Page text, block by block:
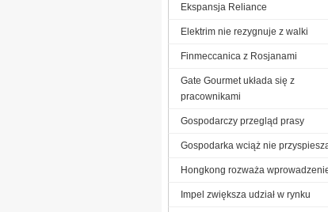
Ekspansja Reliance
Elektrim nie rezygnuje z walki
Finmeccanica z Rosjanami
Gate Gourmet układa się z
pracownikami
Gospodarczy przegląd prasy
Gospodarka wciąż nie
Hongkong rozważa
Impel zwiększa udział w rynku